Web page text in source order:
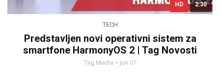
HD 2:30
TECH
Predstavljen novi operativni sistem za
smartfone HarmonyOS 2 | Tag Novosti
Tag Media jun 07